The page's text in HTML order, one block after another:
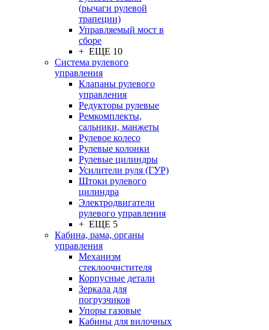
(рычаги рулевой
трапеции)
Управляемый мост в
сборе
+ ЕЩЕ 10
Система рулевого
управления
Клапаны рулевого
управления
Редукторы рулевые
Ремкомплекты,
сальники, манжеты
Рулевое колесо
Рулевые колонки
Рулевые цилиндры
Усилители руля (ГУР)
Штоки рулевого
цилиндра
Электродвигатели
рулевого управления
+ ЕЩЕ 5
Кабина, рама, органы
управления
Механизм
стеклоочистителя
Корпусные детали
Зеркала для
погрузчиков
Упоры газовые
Кабины для вилочных